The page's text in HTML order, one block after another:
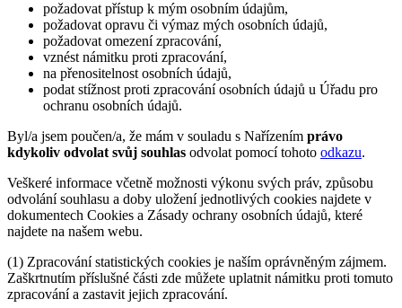
požadovat přístup k mým osobním údajům,
požadovat opravu či výmaz mých osobních údajů,
požadovat omezení zpracování,
vznést námitku proti zpracování,
na přenositelnost osobních údajů,
podat stížnost proti zpracování osobních údajů u Úřadu pro
ochranu osobních údajů.
Byl/a jsem poučen/a, že mám v souladu s Nařízením právo
kdykoliv odvolat svůj souhlas odvolat pomocí tohoto odkazu.
Veškeré informace včetně možnosti výkonu svých práv, způsobu
odvolání souhlasu a doby uložení jednotlivých cookies najdete v
dokumentech Cookies a Zásady ochrany osobních údajů, které
najdete na našem webu.
(1) Zpracování statistických cookies je naším oprávněným zájmem.
Zaškrtnutím příslušné části zde můžete uplatnit námitku proti tomuto
zpracování a zastavit jejich zpracování.